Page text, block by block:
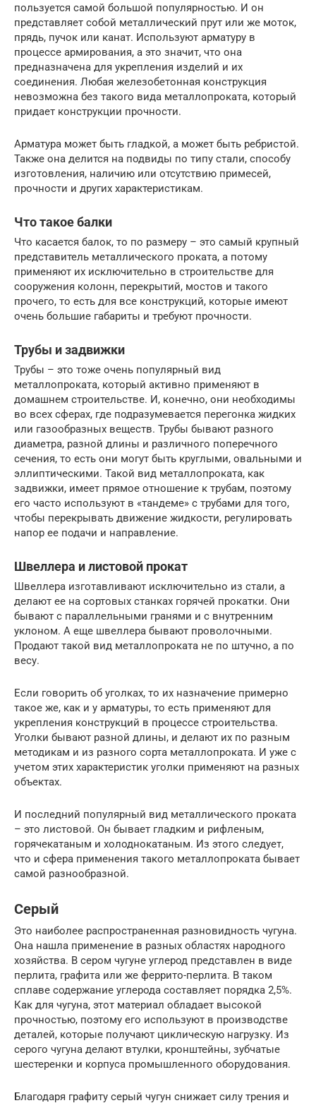
пользуется самой большой популярностью. И он
представляет собой металлический прут или же моток,
прядь, пучок или канат. Используют арматуру в
процессе армирования, а это значит, что она
предназначена для укрепления изделий и их
соединения. Любая железобетонная конструкция
невозможна без такого вида металлопроката, который
придает конструкции прочности.
Арматура может быть гладкой, а может быть ребристой.
Также она делится на подвиды по типу стали, способу
изготовления, наличию или отсутствию примесей,
прочности и других характеристикам.
Что такое балки
Что касается балок, то по размеру – это самый крупный
представитель металлического проката, а потому
применяют их исключительно в строительстве для
сооружения колонн, перекрытий, мостов и такого
прочего, то есть для все конструкций, которые имеют
очень большие габариты и требуют прочности.
Трубы и задвижки
Трубы – это тоже очень популярный вид
металлопроката, который активно применяют в
домашнем строительстве. И, конечно, они необходимы
во всех сферах, где подразумевается перегонка жидких
или газообразных веществ. Трубы бывают разного
диаметра, разной длины и различного поперечного
сечения, то есть они могут быть круглыми, овальными и
эллиптическими. Такой вид металлопроката, как
задвижки, имеет прямое отношение к трубам, поэтому
его часто используют в «тандеме» с трубами для того,
чтобы перекрывать движение жидкости, регулировать
напор ее подачи и направление.
Швеллера и листовой прокат
Швеллера изготавливают исключительно из стали, а
делают ее на сортовых станках горячей прокатки. Они
бывают с параллельными гранями и с внутренним
уклоном. А еще швеллера бывают проволочными.
Продают такой вид металлопроката не по штучно, а по
весу.
Если говорить об уголках, то их назначение примерно
такое же, как и у арматуры, то есть применяют для
укрепления конструкций в процессе строительства.
Уголки бывают разной длины, и делают их по разным
методикам и из разного сорта металлопроката. И уже с
учетом этих характеристик уголки применяют на разных
объектах.
И последний популярный вид металлического проката
– это листовой. Он бывает гладким и рифленым,
горячекатаным и холоднокатаным. Из этого следует,
что и сфера применения такого металлопроката бывает
самой разнообразной.
Серый
Это наиболее распространенная разновидность чугуна.
Она нашла применение в разных областях народного
хозяйства. В сером чугуне углерод представлен в виде
перлита, графита или же феррито-перлита. В таком
сплаве содержание углерода составляет порядка 2,5%.
Как для чугуна, этот материал обладает высокой
прочностью, поэтому его используют в производстве
деталей, которые получают циклическую нагрузку. Из
серого чугуна делают втулки, кронштейны, зубчатые
шестеренки и корпуса промышленного оборудования.
Благодаря графиту серый чугун снижает силу трения и